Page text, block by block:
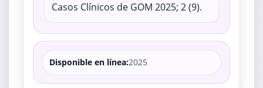
Disponible en línea:2025
Casos Clínicos de GOM 2025; 2 (9).